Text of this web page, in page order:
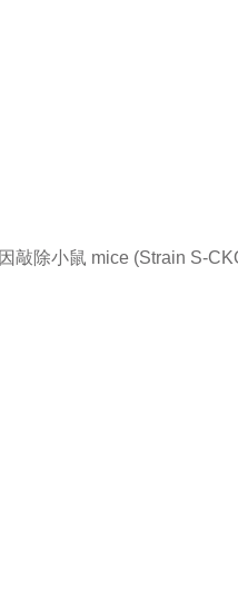
敲除小鼠 mice (Strain S-